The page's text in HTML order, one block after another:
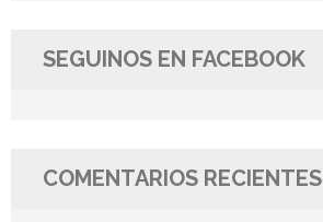
SEGUINOS EN FACEBOOK
COMENTARIOS RECIENTES